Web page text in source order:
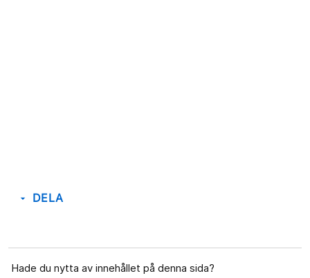
arrow_drop_down DELA
Hade du nytta av innehållet på denna sida?